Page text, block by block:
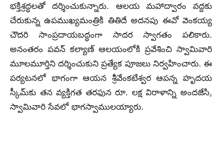
భక్తిశ్రద్ధలతో దర్శించుకున్నారు. ఆలయ మహాద్వారం వద్దకు
చేరుకున్న ఉపముఖ్యమంత్రికి తితిదే అదనపు ఈవో వెంకయ్య
చౌదరి సాంప్రదాయబద్ధంగా సాదర స్వాగతం పలికారు.
అనంతరం పవన్ కల్యాణ్ ఆలయంలోకి ప్రవేశించి స్వామివారి
మూలమూర్తిని దర్శించుకుని ప్రత్యేక పూజలు నిర్వహించారు. ఈ
పర్యటనలో భాగంగా ఆయన శ్రీవేంకటేశ్వర ఆపన్న హృదయ
స్కీమ్‌కు తన వ్యక్తిగత తరఫున రూ. లక్ష విరాళాన్ని అందజేసి,
స్వామివారి సేవలో భాగస్వాములయ్యారు.